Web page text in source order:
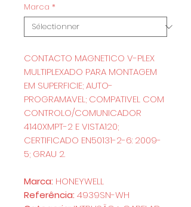
Marca *
CONTACTO MAGNETICO V-PLEX
MULTIPLEXADO PARA MONTAGEM
EM SUPERFICIE; AUTO-
PROGRAMAVEL; COMPATIVEL COM
CONTROLO/COMUNICADOR
4140XMPT-2 E VISTA120;
CERTIFICADO EN50131-2-6: 2009-
5; GRAU 2.
Marca: HONEYWELL
Referência: 4939SN-WH